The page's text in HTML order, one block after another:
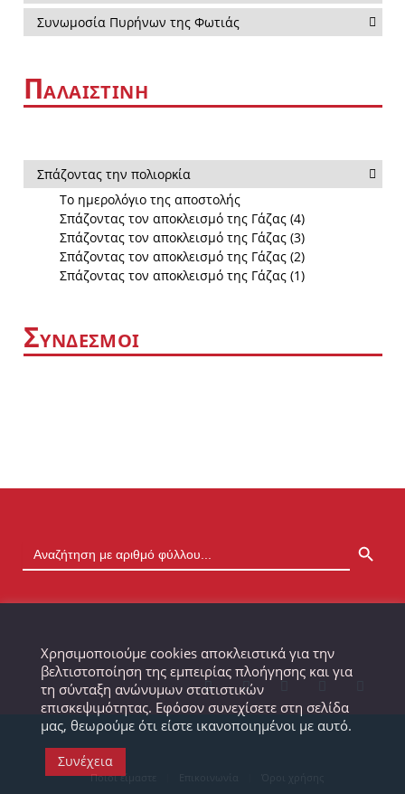
Συνωμοσία Πυρήνων της Φωτιάς
ΠΑΛΑΙΣΤΙΝΗ
Σπάζοντας την πολιορκία
Το ημερολόγιο της αποστολής
Σπάζοντας τον αποκλεισμό της Γάζας (4)
Σπάζοντας τον αποκλεισμό της Γάζας (3)
Σπάζοντας τον αποκλεισμό της Γάζας (2)
Σπάζοντας τον αποκλεισμό της Γάζας (1)
ΣΥΝΔΕΣΜΟΙ
Ποιοι είμαστε
Χρησιμοποιούμε cookies αποκλειστικά για την
βελτιστοποίηση της εμπειρίας πλοήγησης και για
τη σύνταξη ανώνυμων στατιστικών
επισκεψιμότητας. Εφόσον συνεχίσετε στη σελίδα
μας, θεωρούμε ότι είστε ικανοποιημένοι με αυτό.
Συνέχεια